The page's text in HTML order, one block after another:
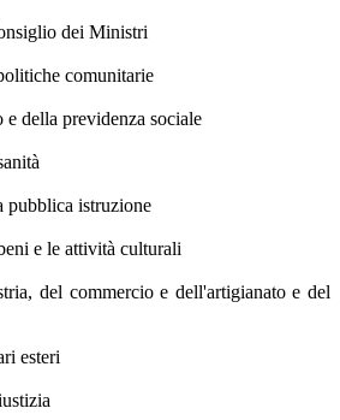
dei Ministri
comunitarie
della previdenza sociale
istruzione
e le attività culturali
del commercio e dell'artigianato e del
esteri